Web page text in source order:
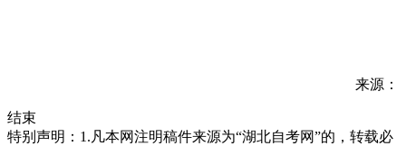
来源：
结束
特别声明：1.凡本网注明稿件来源为“湖北自考网”的，转载必